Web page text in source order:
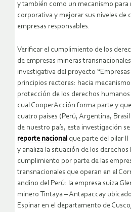
y también como un mecanismo para
corporativa y mejorar sus niveles de
empresas responsables.
Verificar el cumplimiento de los
de empresas mineras
investigativa del proyecto
principios rectores: hacia
protección de los derechos
cual CooperAcción forma parte y
cuatro países (Perú, Argentina,
de nuestro país, esta investigación
reporte nacional que parte del pilar
y analiza la situación de los derechos
cumplimiento por parte de las
transnacionales que operan en el
andino del Perú: la empresa suiza
minero Tintaya – Antapaccay
Espinar en el departamento de